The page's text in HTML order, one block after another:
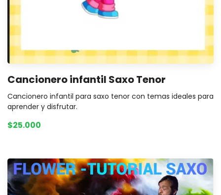
Cancionero infantil Saxo Tenor
Cancionero infantil para saxo tenor con temas ideales para
aprender y disfrutar.
$25.000